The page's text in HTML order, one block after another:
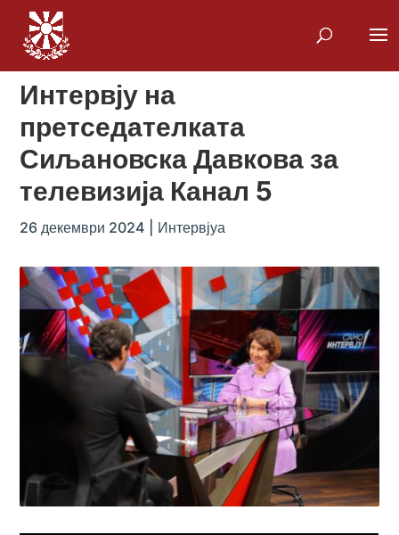
Интервју на
претседателката
Сиљановска Давкова за
телевизија Канал 5
26 декември 2024 Интервјуа